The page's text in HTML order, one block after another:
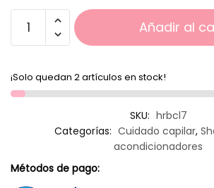
Añadir al
¡Solo quedan 2 artículos en stock!
SKU: hrbcl7
Categorías: Cuidado capilar,
acondicionadores
Métodos de pago: